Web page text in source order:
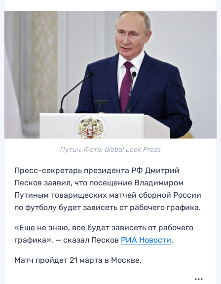
Путин. Фото: Global Look Press
Пресс-секретарь президента РФ Дмитрий
Песков заявил, что посещение Владимиром
Путиным товарищеских матчей сборной России
по футболу будет зависеть от рабочего графика.
«Еще не знаю, все будет зависеть от рабочего
графика», — сказал Песков РИА Новости.
Матч пройдет 21 марта в Москве.